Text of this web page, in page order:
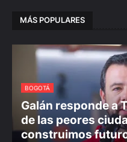
MÁS POPULARES
BOGOTÁ
Galán responde a
de las peores
construimos